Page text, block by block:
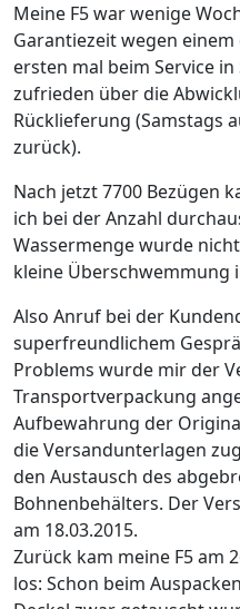
Meine F5 war wenige
Garantiezeit wegen
ersten mal beim Service
zufrieden über die
Rücklieferung (Samstags
zurück).
Nach jetzt 7700 Bezügen
ich bei der Anzahl
Wassermenge wurde
kleine Überschwemmung
Also Anruf bei der
superfreundlichem
Problems wurde mir der
Transportverpackung
Aufbewahrung der
die Versandunterlagen
den Austausch des
Bohnenbehälters. Der
am 18.03.2015.
Zurück kam meine F5 am
los: Schon beim